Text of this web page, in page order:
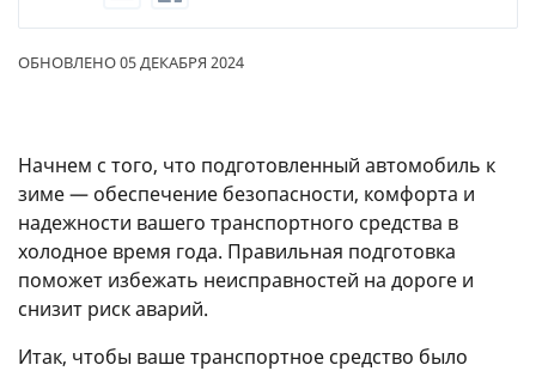
ОБНОВЛЕНО 05 ДЕКАБРЯ 2024
Начнем с того, что подготовленный автомобиль к
зиме — обеспечение безопасности, комфорта и
надежности вашего транспортного средства в
холодное время года. Правильная подготовка
поможет избежать неисправностей на дороге и
снизит риск аварий.
Итак, чтобы ваше транспортное средство было